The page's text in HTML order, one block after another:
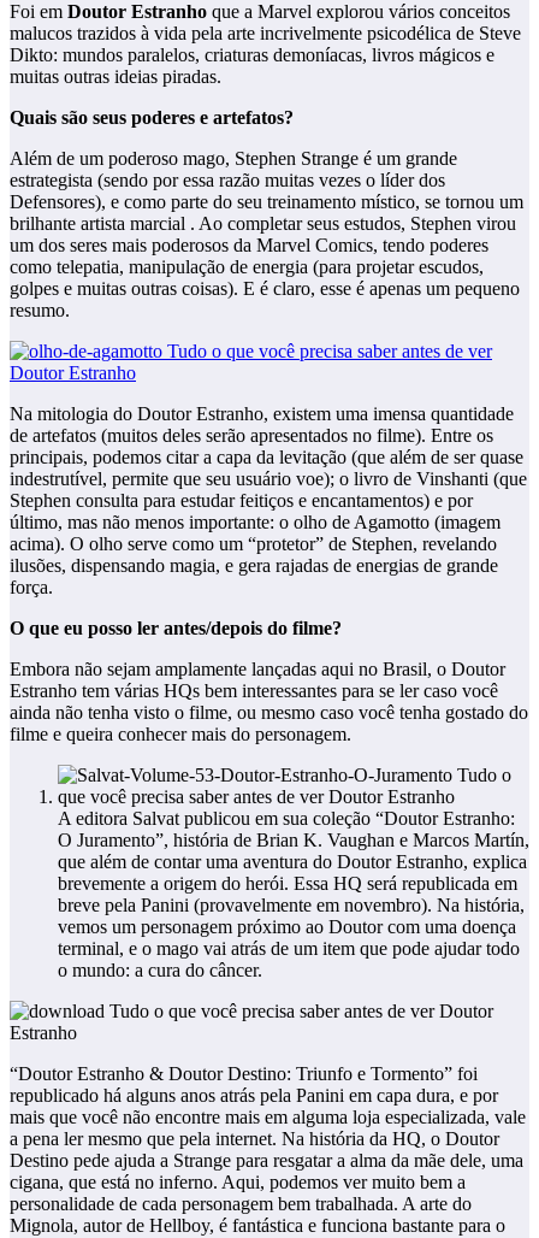
Foi em Doutor Estranho que a Marvel explorou vários conceitos
malucos trazidos à vida pela arte incrivelmente psicodélica de Steve
Dikto: mundos paralelos, criaturas demoníacas, livros mágicos e
muitas outras ideias piradas.
Quais são seus poderes e artefatos?
Além de um poderoso mago, Stephen Strange é um grande
estrategista (sendo por essa razão muitas vezes o líder dos
Defensores), e como parte do seu treinamento místico, se tornou um
brilhante artista marcial . Ao completar seus estudos, Stephen virou
um dos seres mais poderosos da Marvel Comics, tendo poderes
como telepatia, manipulação de energia (para projetar escudos,
golpes e muitas outras coisas). E é claro, esse é apenas um pequeno
resumo.
Na mitologia do Doutor Estranho, existem uma imensa quantidade
de artefatos (muitos deles serão apresentados no filme). Entre os
principais, podemos citar a capa da levitação (que além de ser quase
indestrutível, permite que seu usuário voe); o livro de Vinshanti (que
Stephen consulta para estudar feitiços e encantamentos) e por
último, mas não menos importante: o olho de Agamotto (imagem
acima). O olho serve como um “protetor” de Stephen, revelando
ilusões, dispensando magia, e gera rajadas de energias de grande
força.
O que eu posso ler antes/depois do filme?
Embora não sejam amplamente lançadas aqui no Brasil, o Doutor
Estranho tem várias HQs bem interessantes para se ler caso você
ainda não tenha visto o filme, ou mesmo caso você tenha gostado do
filme e queira conhecer mais do personagem.
A editora Salvat publicou em sua coleção “Doutor Estranho:
O Juramento”, história de Brian K. Vaughan e Marcos Martín,
que além de contar uma aventura do Doutor Estranho, explica
brevemente a origem do herói. Essa HQ será republicada em
breve pela Panini (provavelmente em novembro). Na história,
vemos um personagem próximo ao Doutor com uma doença
terminal, e o mago vai atrás de um item que pode ajudar todo
o mundo: a cura do câncer.
“Doutor Estranho & Doutor Destino: Triunfo e Tormento” foi
republicado há alguns anos atrás pela Panini em capa dura, e por
mais que você não encontre mais em alguma loja especializada, vale
a pena ler mesmo que pela internet. Na história da HQ, o Doutor
Destino pede ajuda a Strange para resgatar a alma da mãe dele, uma
cigana, que está no inferno. Aqui, podemos ver muito bem a
personalidade de cada personagem bem trabalhada. A arte do
Mignola, autor de Hellboy, é fantástica e funciona bastante para o